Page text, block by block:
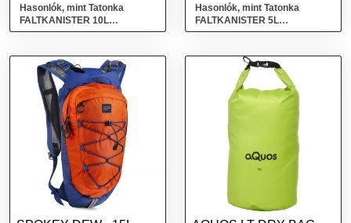
Hasonlók, mint Tatonka
FALTKANISTER 10L
Vizeskanna, átlátszó, méret
Hasonlók, mint Tatonka
FALTKANISTER 5L
Vizeskanna, átlátszó, méret